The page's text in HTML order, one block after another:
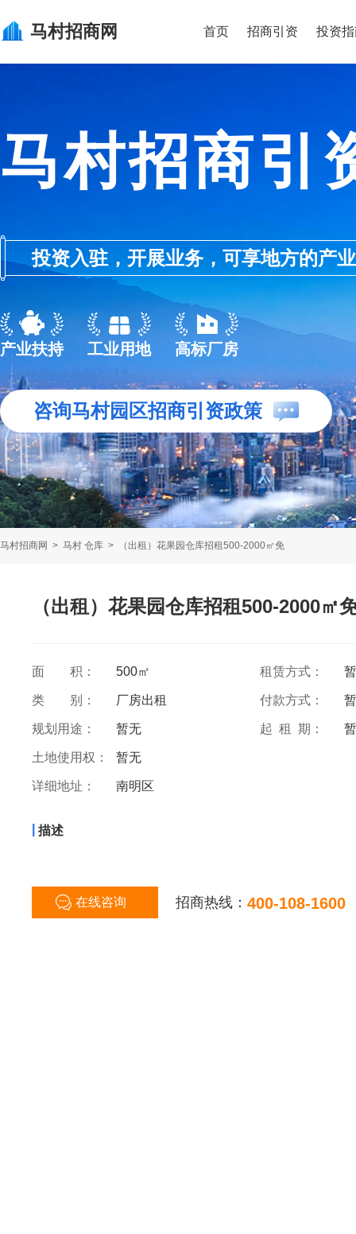
马村招商网 首页 招商引资 投资
马村招商引
投资入驻，开展业务，可享地方的产
产业扶持 工业用地 高标厂房
咨询马村园区招商引资政策
马村招商网 > 马村 仓库 > （出租）花果园仓库招租500-2000㎡免
（出租）花果园仓库招租500-2000㎡
面 积： 500㎡ 租赁方式：
类 别： 厂房出租 付款方式：
规划用途： 暂无 起 租 期：
土地使用权： 暂无
详细地址： 南明区
描述
在线咨询 招商热线： 400-108-1600